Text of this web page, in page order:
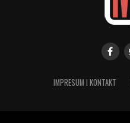
IMPRESUM I KONTAKT